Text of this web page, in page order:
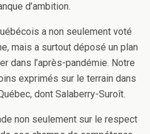
d’ambition.
a non seulement voté
mais a surtout déposé un plan
dans l’après-pandémie. Notre
exprimés sur le terrain dans
dont Salaberry-Suroît.
non seulement sur le respect